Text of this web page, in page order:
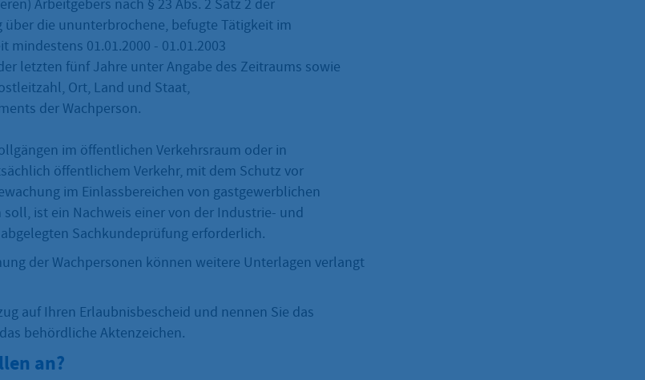
Arbeitgebers nach § 23 Abs. 2 Satz 2 der
über die ununterbrochene, befugte Tätigkeit im
mindestens 01.01.2000 - 01.01.2003
letzten fünf Jahre unter Angabe des Zeitraums sowie
Ort, Land und Staat,
der Wachperson.
im öffentlichen Verkehrsraum oder in
öffentlichem Verkehr, mit dem Schutz vor
im Einlassbereichen von gastgewerblichen
ist ein Nachweis einer von der Industrie- und
Sachkundeprüfung erforderlich.
der Wachpersonen können weitere Unterlagen verlangt
auf Ihren Erlaubnisbescheid und nennen Sie das
behördliche Aktenzeichen.
an?